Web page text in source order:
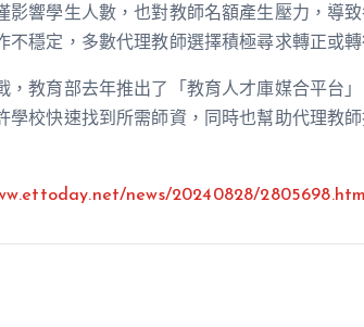
影響學生人數，也對教師名額產生壓力，導
不穩定，多數代理教師選擇積極尋求轉正或
，教育部去年推出了「教育人才庫媒合平台
學校快速找到所需師資，同時也幫助代理教
news/20240828/2805698.htm